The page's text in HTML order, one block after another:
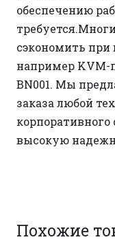
обеспечению
сэкономить при
например KVM-
BN001. Мы
заказа любой
корпоративного
высокую
Похожие